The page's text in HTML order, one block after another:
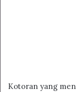
Kotoran yang